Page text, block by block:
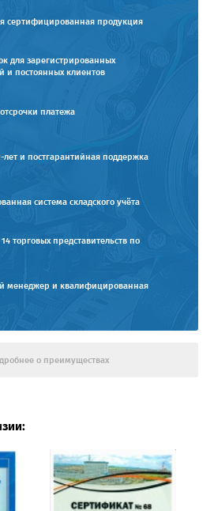
сертифицированная продукция
для зарегистрированных
и постоянных клиентов
платежа
лет и постгарантийная поддержка
система складского учёта
торговых представительств по
менеджер и квалифицированная
о преимуществах